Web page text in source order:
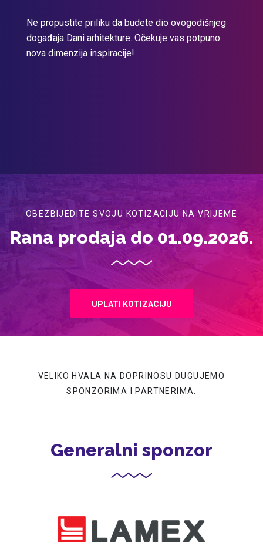
Ne propustite priliku da budete dio ovogodišnjeg
događaja Dani arhitekture. Očekuje vas potpuno
nova dimenzija inspiracije!
OBEZBIJEDITE SVOJU KOTIZACIJU NA VRIJEME
Rana prodaja do 01.09.2026.
UPLATI KOTIZACIJU
VELIKO HVALA NA DOPRINOSU DUGUJEMO
SPONZORIMA I PARTNERIMA.
Generalni sponzor